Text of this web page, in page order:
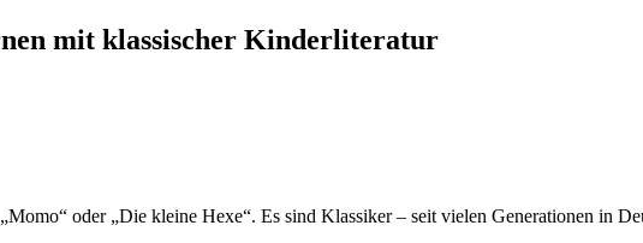
mit klassischer Kinderliteratur
oder „Die kleine Hexe“. Es sind Klassiker – seit vielen Generationen in